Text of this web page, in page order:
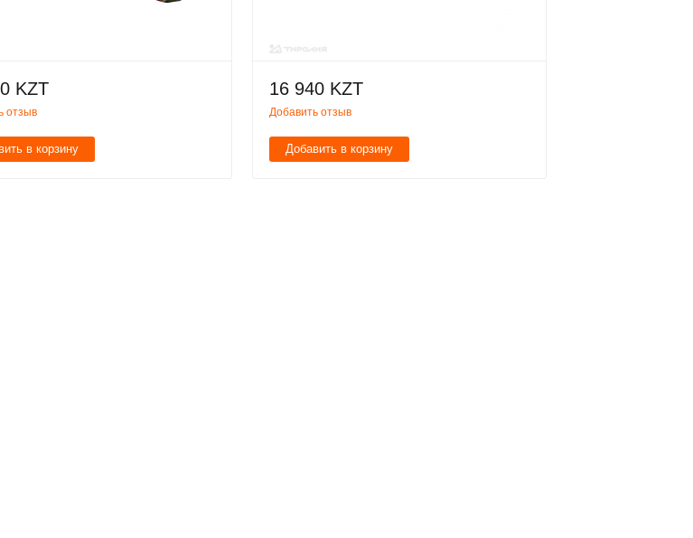
KZT
отзыв
в корзину
16 940 KZT
Добавить отзыв
Добавить в корзину